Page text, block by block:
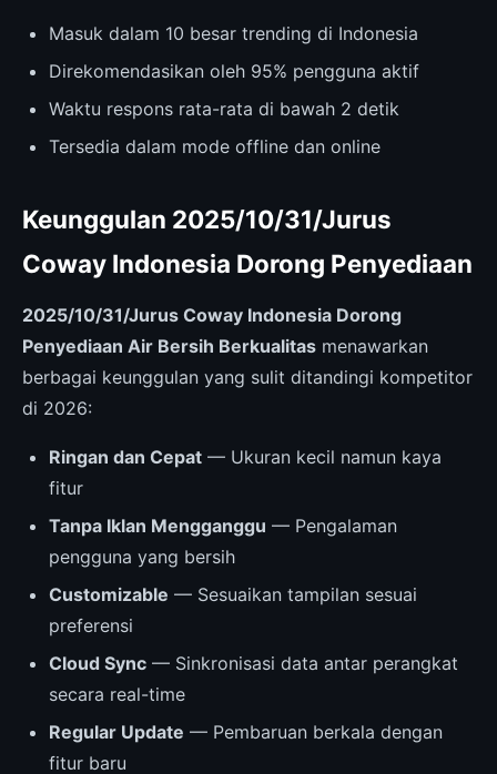
Masuk dalam 10 besar trending di Indonesia
Direkomendasikan oleh 95% pengguna aktif
Waktu respons rata-rata di bawah 2 detik
Tersedia dalam mode offline dan online
Keunggulan 2025/10/31/Jurus
Coway Indonesia Dorong Penyediaan
2025/10/31/Jurus Coway Indonesia Dorong
Penyediaan Air Bersih Berkualitas menawarkan
berbagai keunggulan yang sulit ditandingi kompetitor
di 2026:
Ringan dan Cepat — Ukuran kecil namun kaya
fitur
Tanpa Iklan Mengganggu — Pengalaman
pengguna yang bersih
Customizable — Sesuaikan tampilan sesuai
preferensi
Cloud Sync — Sinkronisasi data antar perangkat
secara real-time
Regular Update — Pembaruan berkala dengan
fitur baru